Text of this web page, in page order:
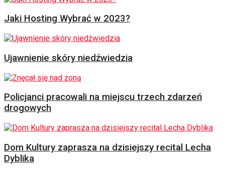
Jaki Hosting Wybrać w 2023?
Ujawnienie skóry niedźwiedzia
Policjanci pracowali na miejscu trzech zdarzeń
drogowych
Dom Kultury zaprasza na dzisiejszy recital Lecha
Dyblika